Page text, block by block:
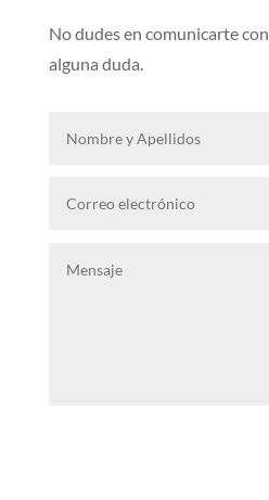
No dudes en comunicarte
alguna duda.